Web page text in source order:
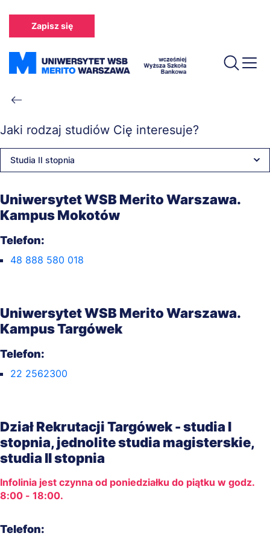
treści
Zapisz się
Ścieżka
nawigacyjna
Jaki rodzaj studiów Cię interesuje?
Studia II stopnia
Uniwersytet WSB Merito Warszawa.
Kampus Mokotów
Telefon:
48 888 580 018
Uniwersytet WSB Merito Warszawa.
Kampus Targówek
Telefon:
22 2562300
Dział Rekrutacji Targówek - studia I
stopnia, jednolite studia magisterskie,
studia II stopnia
Infolinia jest czynna od poniedziałku do piątku w godz.
8:00 - 18:00.
Telefon: